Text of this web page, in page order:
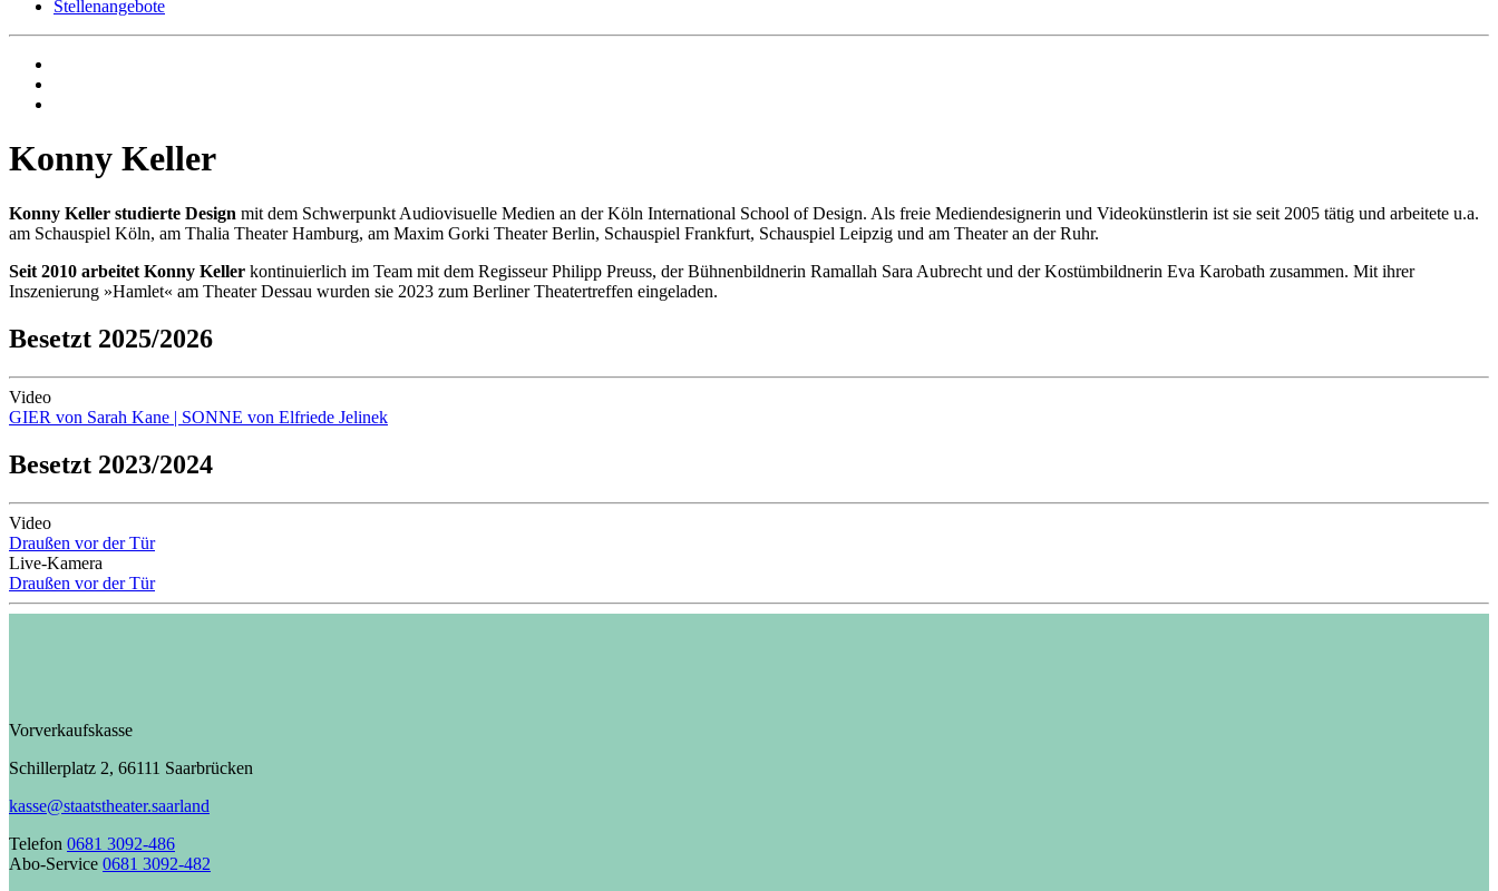
Stellenangebote
Konny Keller
Konny Keller studierte Design mit dem Schwerpunkt Audiovisuelle Medien an der Köln International School of Design. Als freie Mediendesignerin und Videokünstlerin ist sie seit 2005 tätig und arbeitete u.a.
am Schauspiel Köln, am Thalia Theater Hamburg, am Maxim Gorki Theater Berlin, Schauspiel Frankfurt, Schauspiel Leipzig und am Theater an der Ruhr.
Seit 2010 arbeitet Konny Keller kontinuierlich im Team mit dem Regisseur Philipp Preuss, der Bühnenbildnerin Ramallah Sara Aubrecht und der Kostümbildnerin Eva Karobath zusammen. Mit ihrer
Inszenierung »Hamlet« am Theater Dessau wurden sie 2023 zum Berliner Theatertreffen eingeladen.
Besetzt 2025/2026
Video
GIER von Sarah Kane | SONNE von Elfriede Jelinek
Besetzt 2023/2024
Video
Draußen vor der Tür
Live-Kamera
Draußen vor der Tür
Vorverkaufskasse
Schillerplatz 2, 66111 Saarbrücken
kasse@staatstheater.saarland
Telefon 0681 3092-486
Abo-Service 0681 3092-482